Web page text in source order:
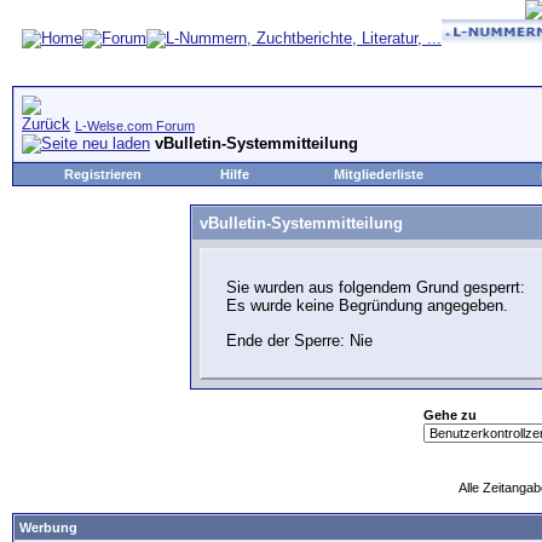
L-Welse.com Forum
vBulletin-Systemmitteilung
Registrieren Hilfe Mitgliederliste
vBulletin-Systemmitteilung
Sie wurden aus folgendem Grund gesperrt:
Es wurde keine Begründung angegeben.
Ende der Sperre: Nie
Gehe zu
Alle
Werbung